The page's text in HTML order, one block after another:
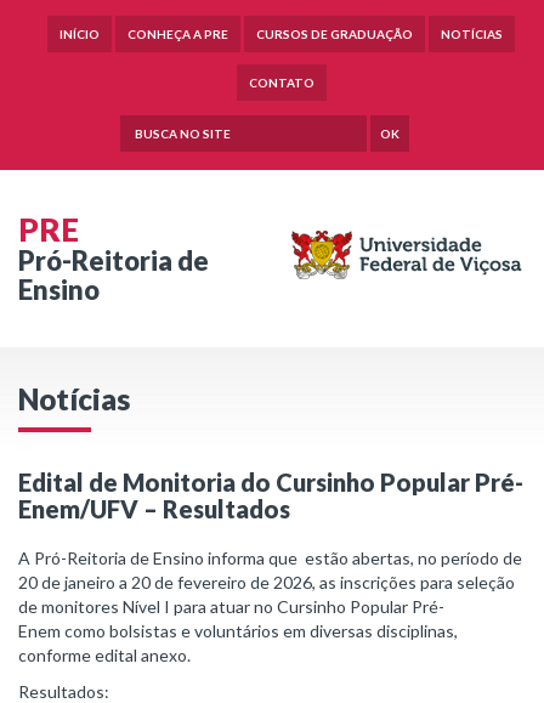
INÍCIO CONHEÇA A PRE CURSOS DE GRADUAÇÃO NOTÍCIAS
CONTATO
OK
PRE
Pró-Reitoria de
Ensino
Notícias
Edital de Monitoria do Cursinho Popular Pré-
Enem/UFV – Resultados
A Pró-Reitoria de Ensino informa que estão abertas, no período de
20 de janeiro a 20 de fevereiro de 2026, as inscrições para seleção
de monitores Nível I para atuar no Cursinho Popular Pré-
Enem como bolsistas e voluntários em diversas disciplinas,
conforme edital anexo.
Resultados: